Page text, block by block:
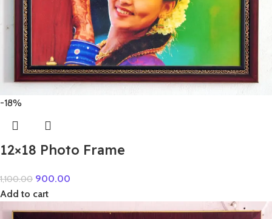
-18%
12×18 Photo Frame
1,100.00 900.00
Add to cart